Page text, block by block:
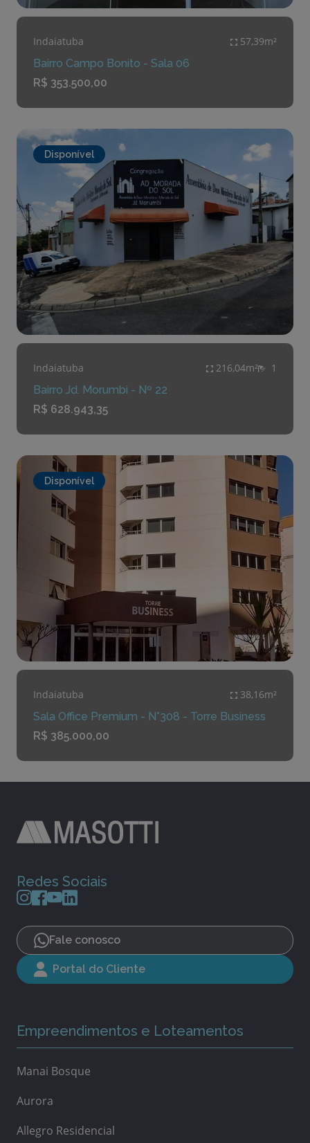
Indaiatuba
57,39m²
Bairro Campo Bonito - Sala 06
R$ 353.500,00
Disponível
Indaiatuba 216,04m²
1
Bairro Jd. Morumbi - Nº 22
R$ 628.943,35
Disponível
Indaiatuba
38,16m²
Sala Office Premium - N°308 - Torre Business
R$ 385.000,00
Redes Sociais
Fale conosco
Portal do Cliente
Empreendimentos e Loteamentos
Manai Bosque
Aurora
Allegro Residencial